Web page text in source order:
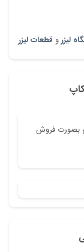
لیزرو قطعات لیزر
بصورت فروش